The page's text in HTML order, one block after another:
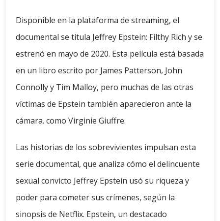
Disponible en la plataforma de streaming, el
documental se titula Jeffrey Epstein: Filthy Rich y se
estrenó en mayo de 2020. Esta película está basada
en un libro escrito por James Patterson, John
Connolly y Tim Malloy, pero muchas de las otras
víctimas de Epstein también aparecieron ante la
cámara. como Virginie Giuffre.
Las historias de los sobrevivientes impulsan esta
serie documental, que analiza cómo el delincuente
sexual convicto Jeffrey Epstein usó su riqueza y
poder para cometer sus crímenes, según la
sinopsis de Netflix. Epstein, un destacado